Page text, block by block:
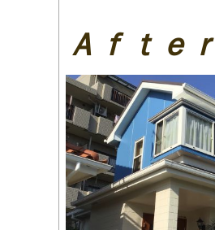
Ａｆｔｅ